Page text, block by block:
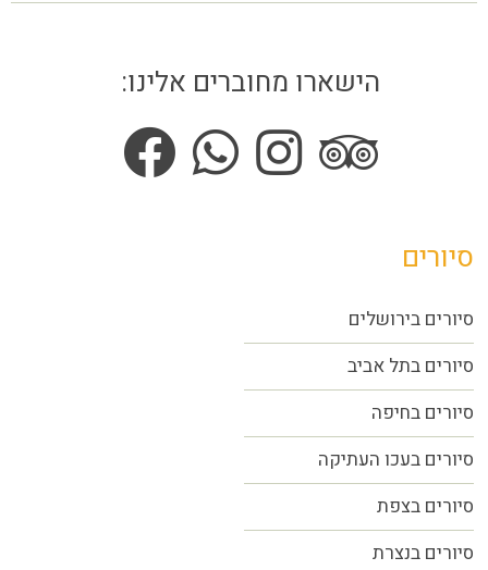
הישארו מחוברים אלינו:
סיורים
סיורים בירושלים
סיורים בתל אביב
סיורים בחיפה
סיורים בעכו העתיקה
סיורים בצפת
סיורים בנצרת